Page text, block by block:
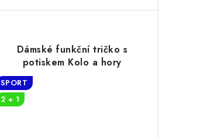
Dámské funkční tričko s
potiskem Kolo a hory
SPORT
2 + 1